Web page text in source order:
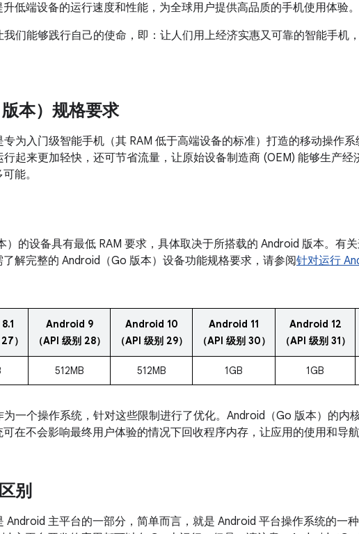
低端设备的运行速度和性能，为全球用户提供高品质的手机使用体验。
们能够践行自己的使命，即：让人们用上经济实惠又可靠的智能手机
本）规格要求
为入门级智能手机（其 RAM 低于高端设备的标准）打造的移动操作系
起来更加轻快，还可节省流量，让原始设备制造商 (OEM) 能够生产经
能。
）的设备具有最低 RAM 要求，具体取决于所搭载的 Android 版本。有
解完整的 Android（Go 版本）设备功能规格要求，请参阅针对运行
）
Android 9
（API 级别 28）
Android 10
（API 级别 29）
Android 11
（API 级别 30）
Android 12
（API 级别 31）
512MB 512MB 1GB 1GB
一个操作系统，针对这些限制进行了优化。Android（Go 版本）的内
在不会影响最终用户体验的情况下回收程序内存，让应用的使用和导航
别
Android 主平台的一部分，简单而言，就是 Android 平台操作系统的一